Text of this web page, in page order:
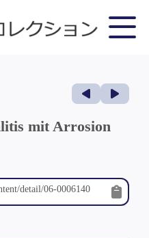
mit Arrosion